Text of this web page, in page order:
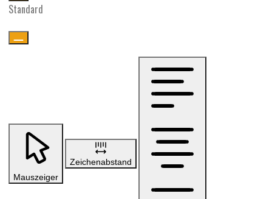
Standard
Mauszeiger
Zeichenabstand